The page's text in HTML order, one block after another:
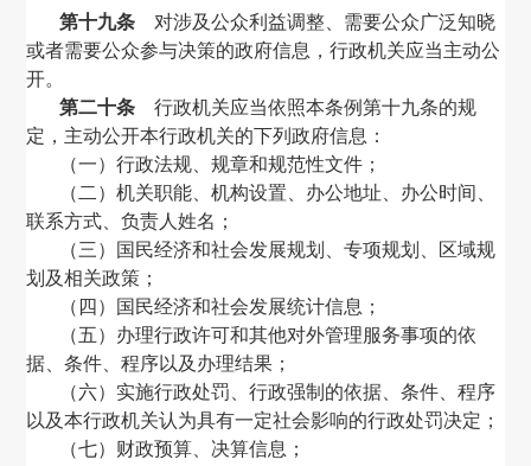
第十九条 对涉及公众利益调整、需要公众广泛知晓
或者需要公众参与决策的政府信息，行政机关应当主动公
开。
第二十条 行政机关应当依照本条例第十九条的规
定，主动公开本行政机关的下列政府信息：
（一）行政法规、规章和规范性文件；
（二）机关职能、机构设置、办公地址、办公时间、
联系方式、负责人姓名；
（三）国民经济和社会发展规划、专项规划、区域规
划及相关政策；
（四）国民经济和社会发展统计信息；
（五）办理行政许可和其他对外管理服务事项的依
据、条件、程序以及办理结果；
（六）实施行政处罚、行政强制的依据、条件、程序
以及本行政机关认为具有一定社会影响的行政处罚决定；
（七）财政预算、决算信息；